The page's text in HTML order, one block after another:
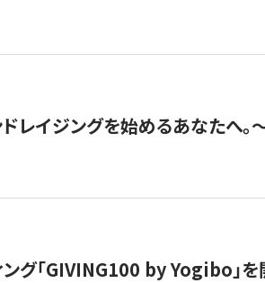
ドレイジングを始めるあなたへ。
グ「GIVING100 by Yogibo」